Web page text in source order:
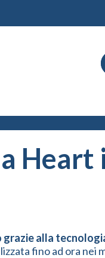
Heart
alla
fino ad ora nei